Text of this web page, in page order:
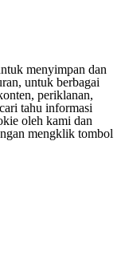
menyimpan dan
untuk berbagai
periklanan,
tahu informasi
oleh kami dan
mengklik tombol